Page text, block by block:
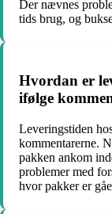
Der nævnes
tids brug, og
Hvordan er
ifølge
Leveringstiden
kommentarerne.
pakken ankom
problemer med
hvor pakker er